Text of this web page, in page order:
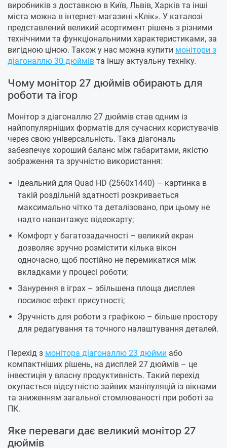
виробників з доставкою в Київ, Львів, Харків та інші
міста можна в інтернет-магазині «Клік». У каталозі
представлений великий асортимент рішень з різними
технічними та функціональними характеристиками, за
вигідною ціною. Також у нас можна купити монітори з
діагоналлю 30 дюймів та іншу актуальну техніку.
Чому монітор 27 дюймів обирають для
роботи та ігор
Монітор з діагоналлю 27 дюймів став одним із
найпопулярніших форматів для сучасних користувачів
через свою універсальність. Така діагональ
забезпечує хороший баланс між габаритами, якістю
зображення та зручністю використання:
Ідеальний для Quad HD (2560x1440) – картинка в
такій роздільній здатності розкривається
максимально чітко та деталізовано, при цьому не
надто навантажує відеокарту;
Комфорт у багатозадачності – великий екран
дозволяє зручно розмістити кілька вікон
одночасно, щоб постійно не перемикатися між
вкладками у процесі роботи;
Занурення в іграх – збільшена площа дисплея
посилює ефект присутності;
Зручність для роботи з графікою – більше простору
для редагування та точного налаштування деталей.
Перехід з монітора діагоналлю 23 дюйми або
компактніших рішень, на дисплей 27 дюймів – це
інвестиція у власну продуктивність. Такий перехід
окупається відсутністю зайвих маніпуляцій із вікнами
та зниженням загальної стомлюваності при роботі за
ПК.
Яке переваги дає великий монітор 27
дюймів